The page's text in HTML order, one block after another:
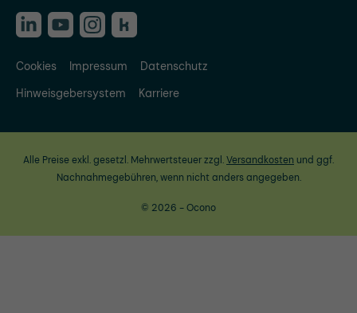
Cookies Impressum
Datenschutz
Hinweisgebersystem
Karriere
Alle Preise exkl. gesetzl. Mehrwertsteuer zzgl.Versandkosten und ggf.
Nachnahmegebühren, wenn nicht anders angegeben.
© 2026 - Ocono